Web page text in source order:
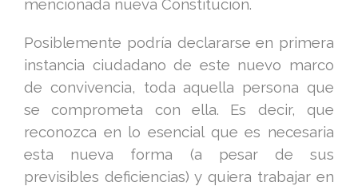
mencionada nueva Constitución.
Posiblemente podría declararse en primera
instancia ciudadano de este nuevo marco
de convivencia, toda aquella persona que
se comprometa con ella. Es decir, que
reconozca en lo esencial que es necesaria
esta nueva forma (a pesar de sus
previsibles deficiencias) y quiera trabajar en